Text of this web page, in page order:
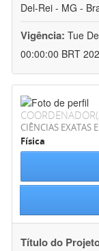
Del-Rei - MG -
Vigência: Tue
00:00:00 BRT
CIÊNCIAS EXATAS
Física
Título do